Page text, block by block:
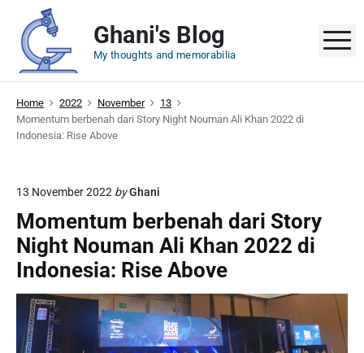
Ghani's Blog
My thoughts and memorabilia
Home 2022 November
13
Momentum berbenah dari Story Night Nouman Ali Khan 2022 di
Indonesia: Rise Above
13 November 2022 byGhani
Momentum berbenah dari Story
Night Nouman Ali Khan 2022 di
Indonesia: Rise Above